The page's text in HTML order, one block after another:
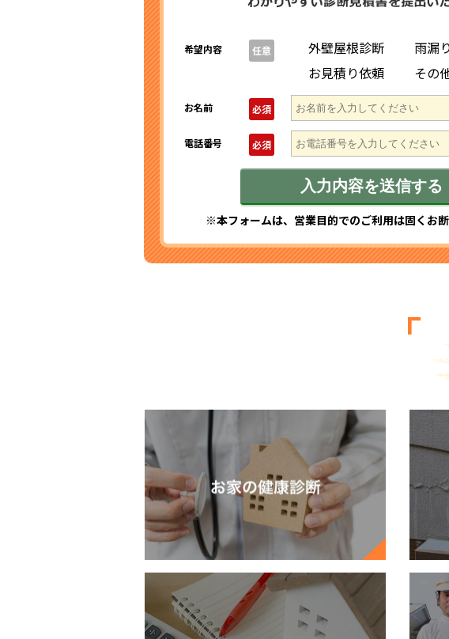
希望内容 任意 外壁屋根診断
雨漏
お見積り依頼
その
お名前 必須
電話番号 必須
※本フォームは、営業目的でのご利用は固くお断